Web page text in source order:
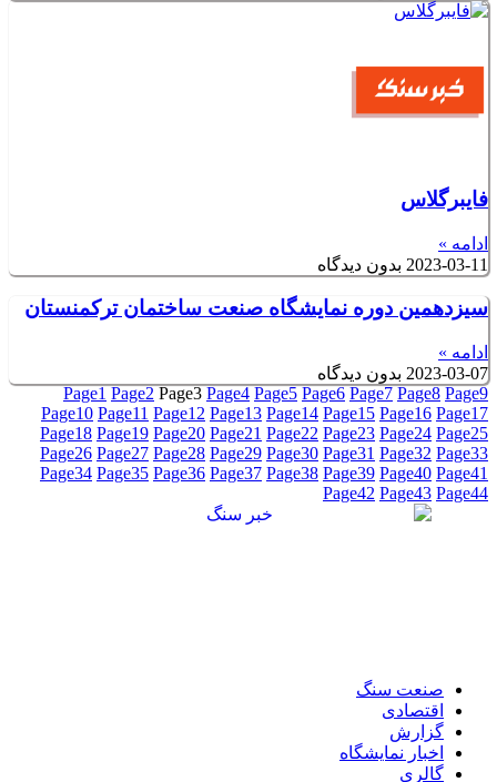
فایبرگلاس
ادامه »
2023-03-11 بدون دیدگاه
سیزدهمین دوره نمایشگاه صنعت ساختمان ترکمنستان
ادامه »
2023-03-07 بدون دیدگاه
Page1 Page2 Page3 Page4 Page5 Page6 Page7 Page8 Page9
Page10 Page11 Page12 Page13 Page14 Page15 Page16 Page17
Page18 Page19 Page20 Page21 Page22 Page23 Page24 Page25
Page26 Page27 Page28 Page29 Page30 Page31 Page32 Page33
Page34 Page35 Page36 Page37 Page38 Page39 Page40 Page41
Page42 Page43 Page44
صنعت سنگ
اقتصادی
گزارش
اخبار نمایشگاه
گالری